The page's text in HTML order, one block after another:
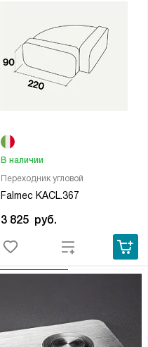
Переходник угловой
Falmec KACL.367
В наличии
3 825 руб.